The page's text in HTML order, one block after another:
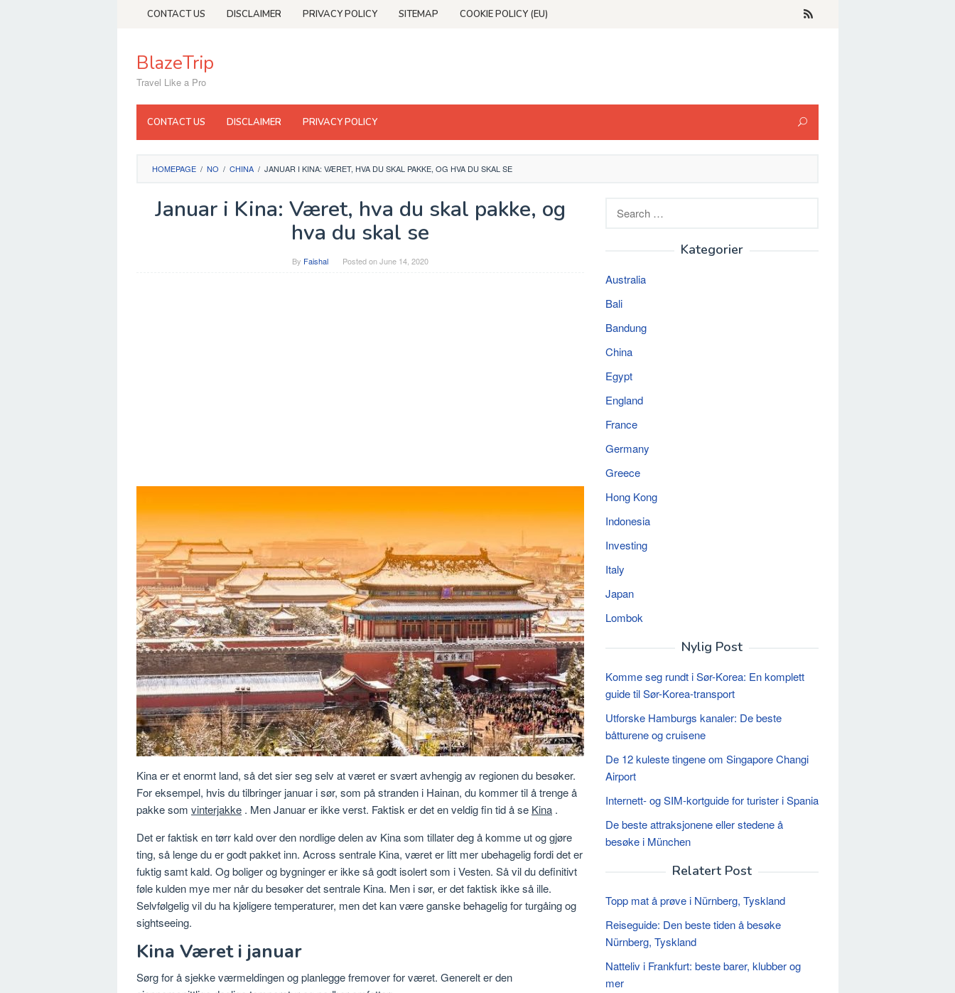
CONTACT US DISCLAIMER PRIVACY POLICY SITEMAP COOKIE POLICY (EU)
BlazeTrip
Travel Like a Pro
CONTACT US DISCLAIMER PRIVACY POLICY
HOMEPAGE / NO / CHINA / JANUAR I KINA: VÆRET, HVA DU SKAL PAKKE, OG HVA DU SKAL SE
Januar i Kina: Været, hva du skal pakke, og
hva du skal se
By Faishal Posted onJune 14, 2020
Kina er et enormt land, så det sier seg selv at været er svært avhengig av regionen du besøker.
For eksempel, hvis du tilbringer januar i sør, som på stranden i Hainan, du kommer til å trenge å
pakke som vinterjakke . Men Januar er ikke verst. Faktisk er det en veldig fin tid å se Kina .
Det er faktisk en tørr kald over den nordlige delen av Kina som tillater deg å komme ut og gjøre
ting, så lenge du er godt pakket inn. Across sentrale Kina, været er litt mer ubehagelig fordi det er
fuktig samt kald. Og boliger og bygninger er ikke så godt isolert som i Vesten. Så vil du definitivt
føle kulden mye mer når du besøker det sentrale Kina. Men i sør, er det faktisk ikke så ille.
Selvfølgelig vil du ha kjøligere temperaturer, men det kan være ganske behagelig for turgåing og
sightseeing.
Kina Været i januar
Sørg for å sjekke værmeldingen og planlegge fremover for været. Generelt er den
Kategorier
Australia
Bali
Bandung
China
Egypt
England
France
Germany
Greece
Hong Kong
Indonesia
Investing
Italy
Japan
Lombok
Nylig Post
Komme seg rundt i Sør-Korea: En komplett
guide til Sør-Korea-transport
Utforske Hamburgs kanaler: De beste
båtturene og cruisene
De 12 kuleste tingene om Singapore Changi
Airport
Internett- og SIM-kortguide for turister i Spania
De beste attraksjonene eller stedene å
besøke i München
Relatert Post
Topp mat å prøve i Nürnberg, Tyskland
Reiseguide: Den beste tiden å besøke
Nürnberg, Tyskland
Natteliv i Frankfurt: beste barer, klubber og
mer